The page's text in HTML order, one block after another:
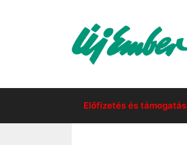
Előfizetés és támogatás